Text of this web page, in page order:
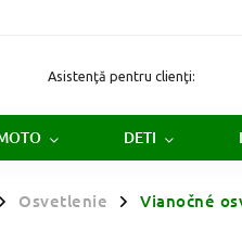
Asistenţă pentru clienţi:
DETI
/ Osvetlenie / Vianočné